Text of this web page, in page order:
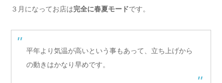
３月になってお店は完全に春夏モードです。
平年より気温が高いという事もあって、立ち上げから
の動きはかなり早めです。